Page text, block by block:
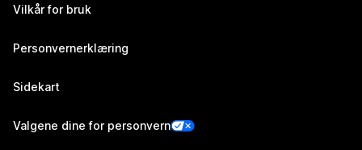
Vilkår for bruk
Personvernerklæring
Sidekart
Valgene dine for personvern